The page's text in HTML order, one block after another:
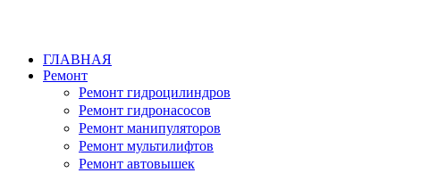
ГЛАВНАЯ
Ремонт
Ремонт гидроцилиндров
Ремонт гидронасосов
Ремонт манипуляторов
Ремонт мультилифтов
Ремонт автовышек